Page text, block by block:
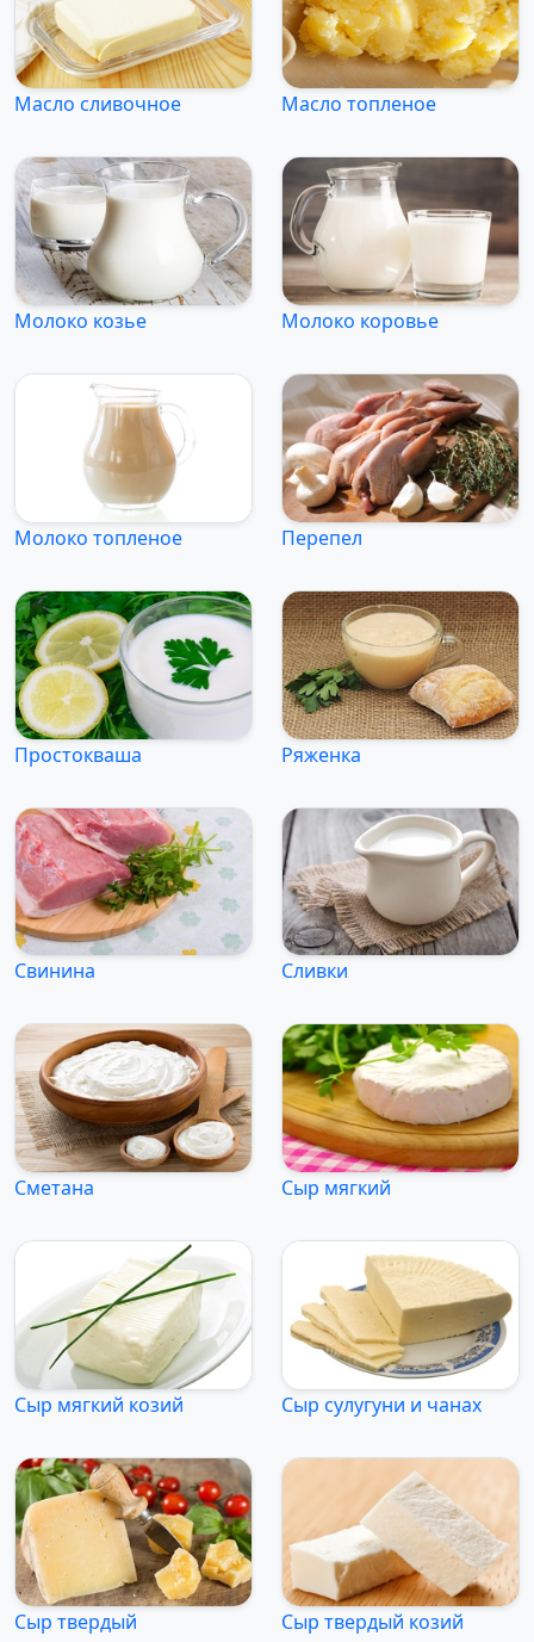
Масло сливочное Масло топленое
Молоко козье Молоко коровье
Молоко топленое Перепел
Простокваша Ряженка
Свинина Сливки
Сметана Сыр мягкий
Сыр мягкий козий Сыр сулугуни и чанах
Сыр твердый Сыр твердый козий